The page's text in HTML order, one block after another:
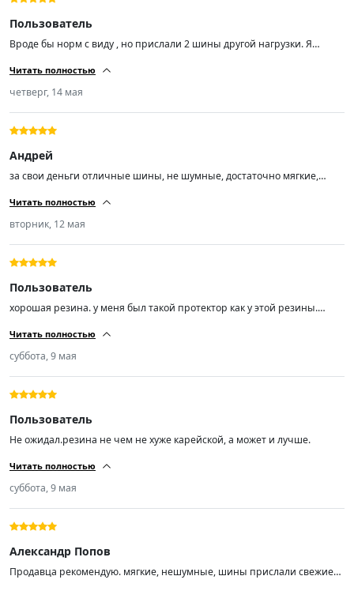
Пользователь
Вроде бы норм с виду , но прислали 2 шины другой нагрузки. Я
пришли Trazano ZuperEco Z-107 Шины летние 205/55 R16 91V.
Читать полностью
четверг, 14 мая
Андрей
за свои деньги отличные шины, не шумные, достаточно мягкие,
Читать полностью
вторник, 12 мая
Пользователь
хорошая резина. у меня был такой протектор как у этой резины.
доволен.спасибо.
Читать полностью
суббота, 9 мая
Пользователь
Не ожидал.резина не чем не хуже карейской, а может и лучше.
Читать полностью
суббота, 9 мая
Александр Попов
Продавца рекомендую. мягкие, нешумные, шины прислали свежие